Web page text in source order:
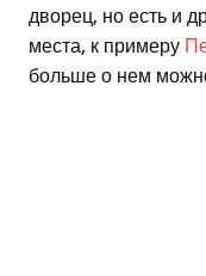
дворец, но есть и
места, к примеру
больше о нем